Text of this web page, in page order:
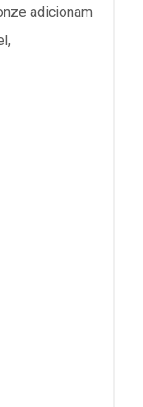
adicionam